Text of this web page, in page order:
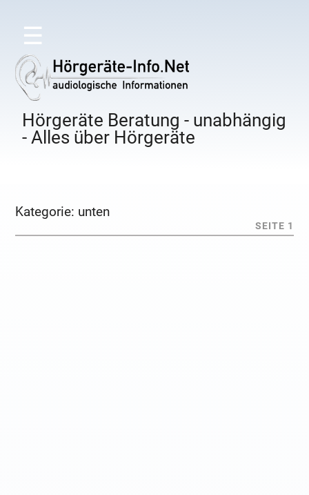
☰
Hörgeräte Beratung - unabhängig
- Alles über Hörgeräte
Kategorie: unten
SEITE 1